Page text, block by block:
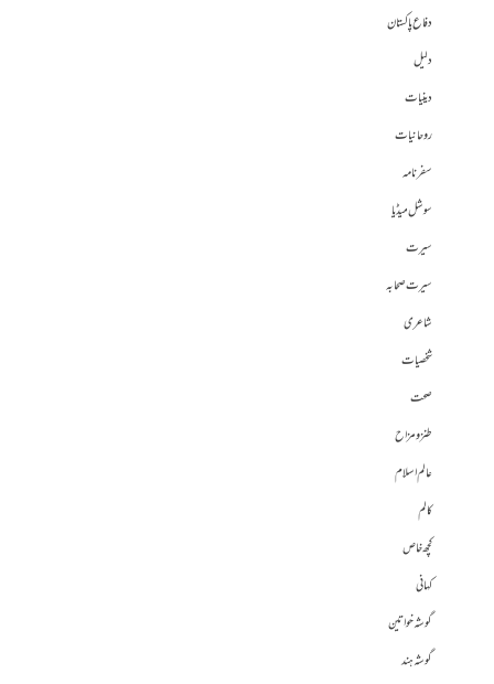
دفاع پاکستان
دلیل
دینیات
روحانیات
سفرنامہ
سوشل میڈیا
سیرت
سیرت صحابہ
شاعری
شخصیات
صحت
طنز و مزاح
عالم اسلام
کالم
کچھ خاص
کہانی
گوشہ خواتین
گوشہ ہند